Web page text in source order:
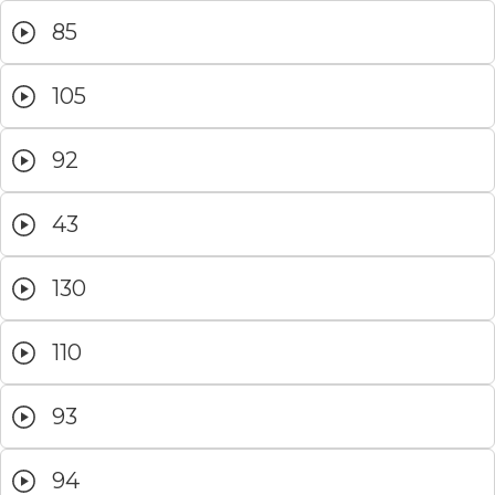
85
105
92
43
130
110
93
94